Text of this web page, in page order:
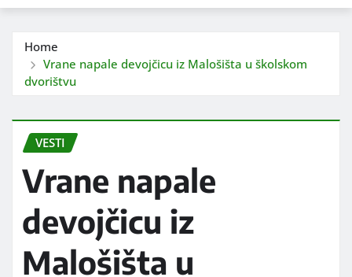
Home
Vrane napale devojčicu iz Malošišta u školskom
dvorištvu
VESTI
Vrane napale
devojčicu iz
Malošišta u